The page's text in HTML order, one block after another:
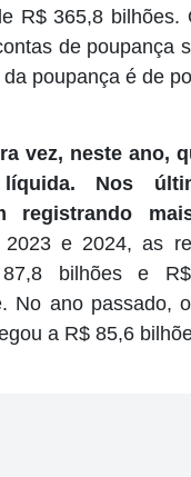
R$ 365,8 bilhões.
de poupança
poupança é de
vez, neste ano,
Nos
registrando
e 2024, as
bilhões e
No ano passado,
a R$ 85,6